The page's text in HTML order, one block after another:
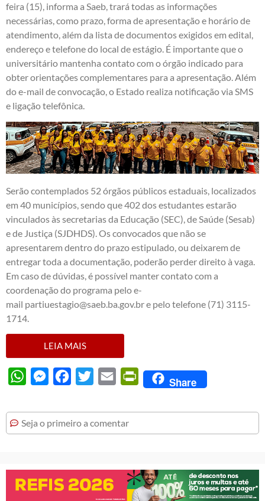
feira (15), informa a Saeb, trará todas as informações
necessárias, como prazo, forma de apresentação e horário de
atendimento, além da lista de documentos exigidos em edital,
endereço e telefone do local de estágio. É importante que o
universitário mantenha contato com o órgão indicado para
obter orientações complementares para a apresentação. Além
do e-mail de convocação, o Estado realiza notificação via SMS
e ligação telefônica.
Serão contemplados 52 órgãos públicos estaduais, localizados
em 40 municípios, sendo que 402 dos estudantes estarão
vinculados às secretarias da Educação (SEC), de Saúde (Sesab)
e de Justiça (SJDHDS). Os convocados que não se
apresentarem dentro do prazo estipulado, ou deixarem de
entregar toda a documentação, poderão perder direito à vaga.
Em caso de dúvidas, é possível manter contato com a
coordenação do programa pelo e-
mail partiuestagio@saeb.ba.gov.bre pelo telefone (71) 3115-
1714.
LEIA MAIS
WhatsAppMessengerFacebook
Twitter Email PrintFriendly
Share
Seja o primeiro a comentar